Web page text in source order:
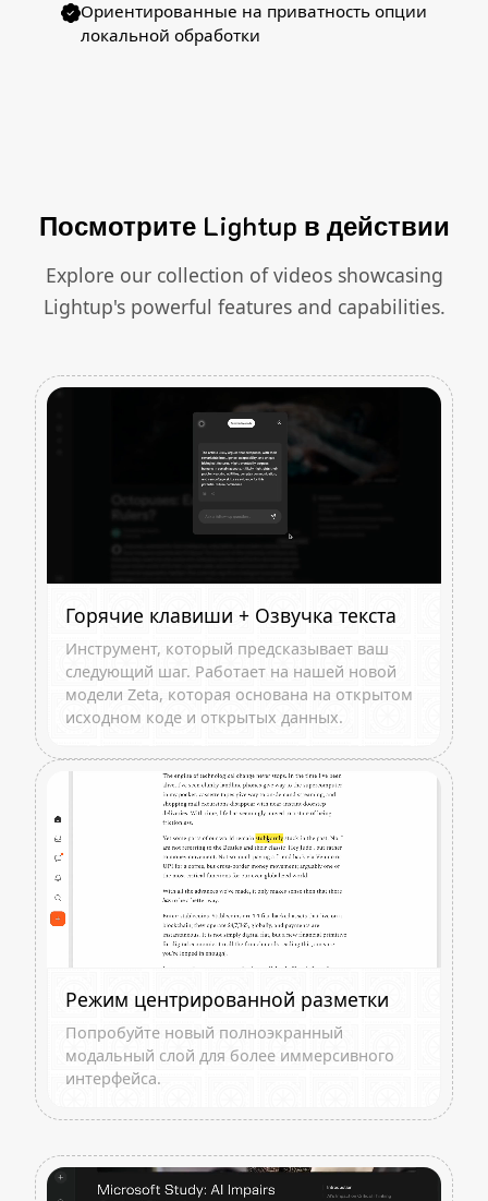
Ориентированные на приватность опции
локальной обработки
Посмотрите Lightup в действии
Explore our collection of videos showcasing
Lightup's powerful features and capabilities.
Горячие клавиши + Озвучка текста
Инструмент, который предсказывает ваш
следующий шаг. Работает на нашей новой
модели Zeta, которая основана на открытом
исходном коде и открытых данных.
Режим центрированной разметки
Попробуйте новый полноэкранный
модальный слой для более иммерсивного
интерфейса.